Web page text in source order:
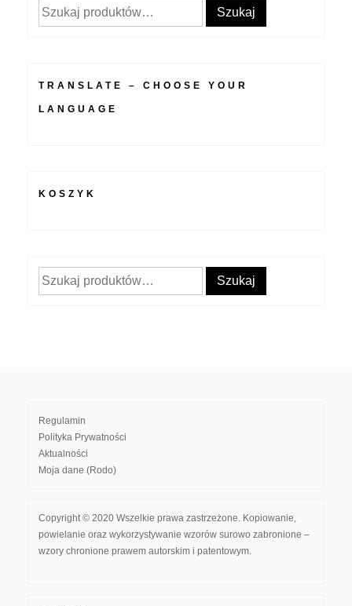
Szukaj: Szukaj
TRANSLATE – CHOOSE YOUR
LANGUAGE
KOSZYK
Szukaj: Szukaj
Regulamin
Polityka Prywatności
Aktualności
Moja dane (Rodo)
Copyright © 2020 Wszelkie prawa zastrzeżone. Kopiowanie,
powielanie oraz wykorzystywanie wzorów surowo zabronione –
wzory chronione prawem autorskim i patentowym.